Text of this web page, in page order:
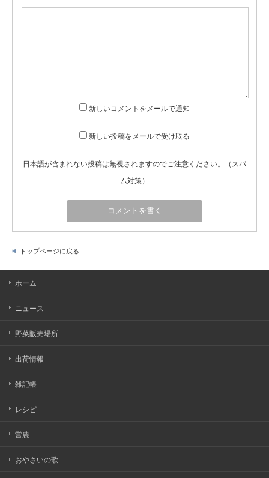
新しいコメントをメールで通知
新しい投稿をメールで受け取る
日本語が含まれない投稿は無視されますのでご注意ください。（スパ
ム対策）
トップページに戻る
ホーム
ニュース
野菜販売場所
出荷情報
雑記帳
レシピ
営農
おやさいの歌